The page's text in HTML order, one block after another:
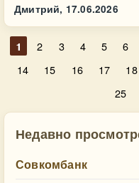
Дмитрий, 17.06.2026
1 2 3 4 5 6
14
15 16 17 18
25
Недавно
Совкомбанк